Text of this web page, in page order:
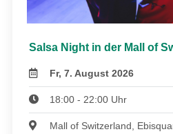
Salsa Night in der Mall of
Fr, 7. August 2026
18:00 - 22:00 Uhr
Mall of Switzerland,